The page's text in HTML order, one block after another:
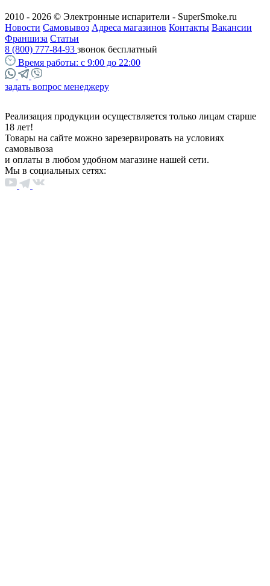
2010 - 2026 © Электронные испарители - SuperSmoke.ru
Новости Самовывоз Адреса магазинов Контакты Вакансии
Франшиза Статьи
8 (800) 777-84-93 звонок бесплатный
Время работы: с 9:00 до 22:00
задать вопрос менеджеру
Реализация продукции осуществляется только лицам старше
18 лет!
Товары на сайте можно зарезервировать на условиях
самовывоза
и оплаты в любом удобном магазине нашей сети.
Мы в социальных сетях: